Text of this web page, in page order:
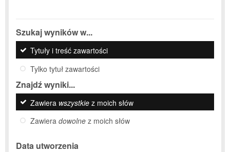
Szukaj wyników w...
Tytuły i treść zawartości
Tylko tytuł zawartości
Znajdź wyniki...
Zawiera wszystkie z moich słów
Zawiera dowolne z moich słów
Data utworzenia